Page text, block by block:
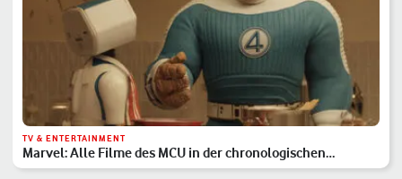
TV & ENTERTAINMENT
Marvel: Alle Filme des MCU in der chronologischen
Reihenfolge